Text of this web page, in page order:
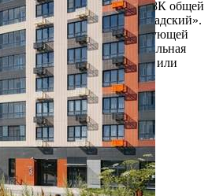
Кладовая номер 138К общей
этаже в ЖК «1-й Ленинградский».
на покупку 2-й и последующей
предоставляется специальная
Скидку на вторую или
полу...